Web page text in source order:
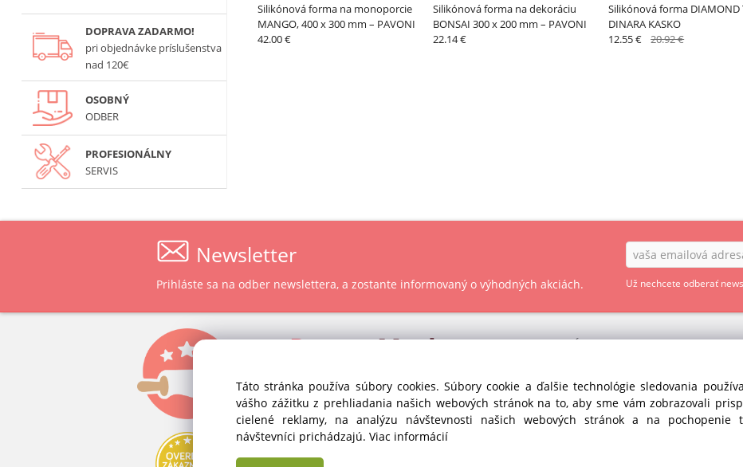
DOPRAVA ZADARMO!
pri objednávke príslušenstva
nad 120€
OSOBNÝ
ODBER
PROFESIONÁLNY
SERVIS
Silikónová forma na monoporcie
MANGO, 400 x 300 mm – PAVONI
42.00 €
Silikónová forma na dekoráciu
BONSAI 300 x 200 mm – PAVONI
22.14 €
Silikónová forma DIAMOND
DINARA KASKO
12.55 € 20.92 €
Newsletter
Prihláste sa na odber newslettera, a zostante informovaný o výhodných akciách. Už nechcete odberať
PastryMarket
Štefánikova 35
SK-900 28 Ivanka pri Dunaji (SC)
Slovenská Republika
IČO: 34 139 435
OBCHODNÉ PODMIENKY - SPOTREBITEĽ
OCHRANA OSOBNÝCH ÚDAJOV GDPR
Táto stránka používa súbory cookies. Súbory cookie a ďalšie technológie sledovania
vášho zážitku z prehliadania našich webových stránok na to, aby sme vám zobrazovali
cielené reklamy, na analýzu návštevnosti našich webových stránok a na pochopenie
návštevníci prichádzajú. Viac informácií